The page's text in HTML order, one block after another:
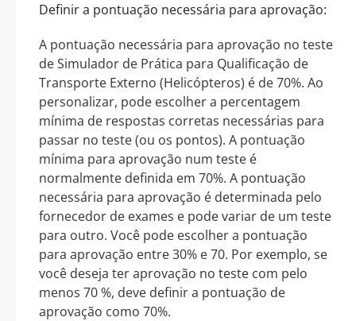
Definir a pontuação necessária para aprovação:
A pontuação necessária para aprovação no teste
de Simulador de Prática para Qualificação de
Transporte Externo (Helicópteros) é de 70%. Ao
personalizar, pode escolher a percentagem
mínima de respostas corretas necessárias para
passar no teste (ou os pontos). A pontuação
mínima para aprovação num teste é
normalmente definida em 70%. A pontuação
necessária para aprovação é determinada pelo
fornecedor de exames e pode variar de um teste
para outro. Você pode escolher a pontuação
para aprovação entre 30% e 70. Por exemplo, se
você deseja ter aprovação no teste com pelo
menos 70 %, deve definir a pontuação de
aprovação como 70%.